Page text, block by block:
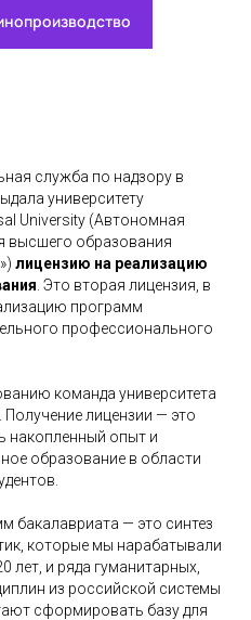
служба по надзору в
университету
University (Автономная
высшего образования
лицензию на реализацию
. Это вторая лицензия, в
программ
профессионального
команда университета
лицензии — это
накопленный опыт и
образование в области
бакалавриата — это синтез
которые мы нарабатывали
лет, и ряда гуманитарных,
из российской системы
сформировать базу для